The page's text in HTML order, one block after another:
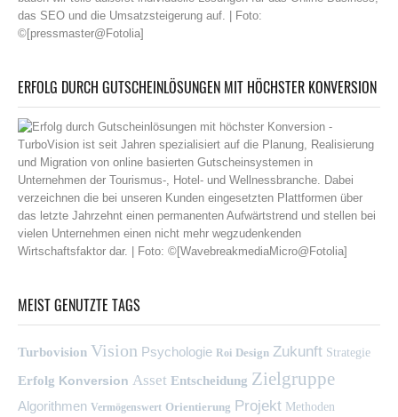
ERFOLG DURCH GUTSCHEINLÖSUNGEN MIT HÖCHSTER KONVERSION
MEIST GENUTZTE TAGS
Turbovision Vision Psychologie Roi Design Zukunft Strategie
Erfolg Konversion Asset Entscheidung Zielgruppe
Algorithmen Vermögenswert Orientierung Projekt Methoden